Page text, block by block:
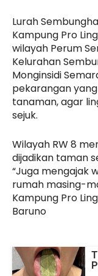
Lurah
Kampung Pro
wilayah Perum
Kelurahan
Monginsidi
pekarangan
tanaman, agar
sejuk.
Wilayah RW 8
dijadikan taman
“Juga mengajak
rumah masing-
Kampung Pro
Baruno